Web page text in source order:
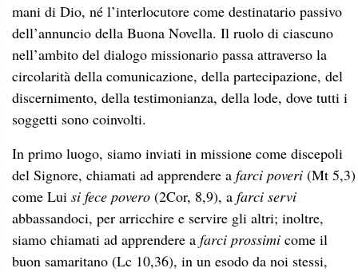
mani di Dio, né l’interlocutore come destinatario passivo
dell’annuncio della Buona Novella. Il ruolo di ciascuno
nell’ambito del dialogo missionario passa attraverso la
circolarità della comunicazione, della partecipazione, del
discernimento, della testimonianza, della lode, dove tutti i
soggetti sono coinvolti.
In primo luogo, siamo inviati in missione come discepoli
del Signore, chiamati ad apprendere a farci poveri (Mt 5,3)
come Lui si fece povero (2Cor, 8,9), a farci servi
abbassandoci, per arricchire e servire gli altri; inoltre,
siamo chiamati ad apprendere a farci prossimi come il
buon samaritano (Lc 10,36), in un esodo da noi stessi,